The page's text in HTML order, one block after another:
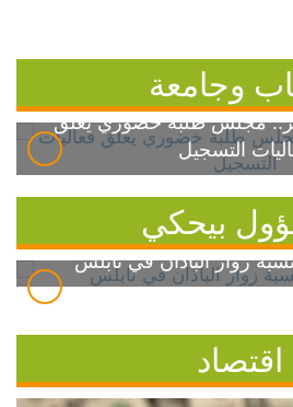
وجامعة
مجلس طلبة خضوري يعلق
التسجيل
بيحكي
زوار الباذان في نابلس
اقتصاد